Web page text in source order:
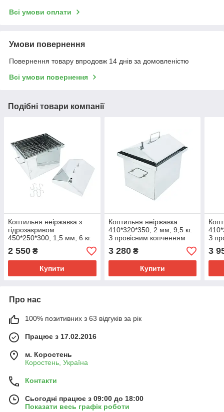
Всі умови оплати
Умови повернення
Повернення товару впродовж 14 днів за домовленістю
Всі умови повернення
Подібні товари компанії
Коптильня неіржавка з
гідрозакривом
450*250*300, 1,5 мм, 6 кг.
З провісним копченням
2 550 ₴
Купити
Коптильня неіржавка
410*320*350, 2 мм, 9,5 кг.
З провісним копченням
3 280₴
Купити
З
3
Про нас
100% позитивних з 63 відгуків за рік
Працює з 17.02.2016
м. Коростень
Коростень, Україна
Контакти
Сьогодні працює з 09:00 до 18:00
Показати весь графік роботи